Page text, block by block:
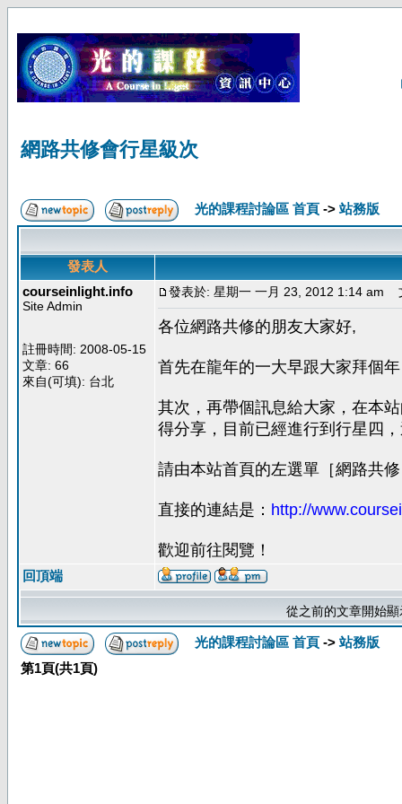
網路共修會行星級次
光的課程討論區 首頁 ->站務版
發表人
courseinlight.info
Site Admin
註冊時間: 2008-05-15
文章: 66
來自(可填): 台北
發表於: 星期一 一月 23, 2012 1:14 am
各位網路共修的朋友大家好,
首先在龍年的一大早跟大家拜個
其次，再帶個訊息給大家，在本
得分享，目前已經進行到行星四
請由本站首頁的左選單［網路共
直接的連結是： http://
歡迎前往閱覽！
回頂端
從之前的文章開始
光的課程討論區 首頁 ->站務版
第1頁(共1頁)